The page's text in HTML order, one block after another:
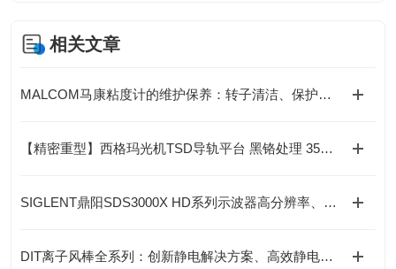
相关文章
MALCOM马康粘度计的维护保养：转子清洁、保护框架使用与存放要求
【精密重型】西格玛光机TSD导轨平台 黑铬处理 35N·m扭矩 淬火钢导轨
SIGLENT鼎阳SDS3000X HD系列示波器高分辨率、精度、性能高
DIT离子风棒全系列：创新静电解决方案、高效静电消除新选择